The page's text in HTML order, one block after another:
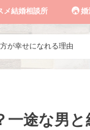
メ結婚相談所 婚
が幸せになれる理由
途な男